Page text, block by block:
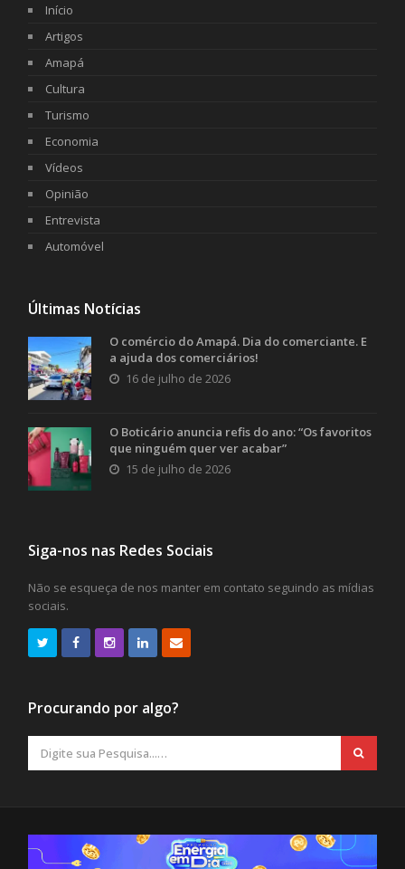
Início
Artigos
Amapá
Cultura
Turismo
Economia
Vídeos
Opinião
Entrevista
Automóvel
Últimas Notícias
O comércio do Amapá. Dia do comerciante. E
a ajuda dos comerciários!
16 de julho de 2026
O Boticário anuncia refis do ano: “Os favoritos
que ninguém quer ver acabar”
15 de julho de 2026
Siga-nos nas Redes Sociais
Não se esqueça de nos manter em contato seguindo as mídias
sociais.
Procurando por algo?